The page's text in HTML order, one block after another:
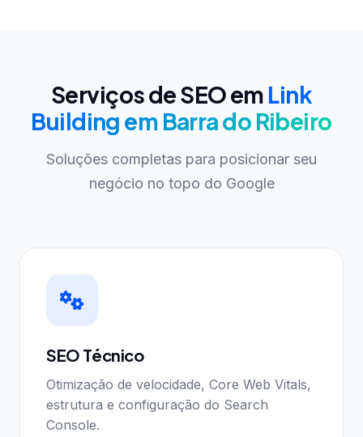
Serviços de SEO em Link
Building em Barra do Ribeiro
Soluções completas para posicionar seu
negócio no topo do Google
SEO Técnico
Otimização de velocidade, Core Web Vitals,
estrutura e configuração do Search
Console.